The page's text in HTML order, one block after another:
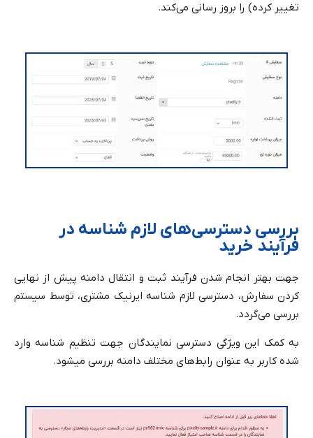
تغییر کرده) را بروز رسانی می‌کند.
بررسی دسترسی‌های لازم شناسه در
فرآیند خرید
جهت بهتر انجام شدن فرآیند ثبت و انتقال دامنه پیش از نهایی
کردن سفارش، دسترسی لازم شناسه ایرنیک مشتری، توسط سیستم
بررسی می‌گردد.
به کمک این ویژگی دسترسی نمایندگان جهت تنظیم شناسه وارد
شده کاربر به عنوان رابط‌های مختلف دامنه بررسی میشود.